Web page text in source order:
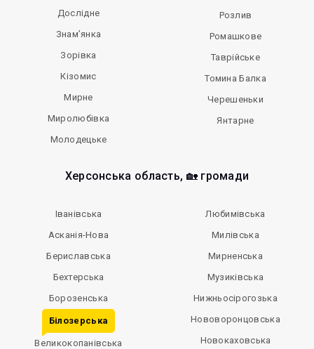
Дослідне
Знам’янка
Зорівка
Кізомис
Мирне
Миролюбівка
Молодецьке
Розлив
Ромашкове
Таврійське
Томина Балка
Черешеньки
Янтарне
Херсонська область, 🏡 громади
Іванівська
Асканія-Нова
Бериславська
Бехтерська
Борозенська
Білозерська
Великокопанівська
Любимівська
Милівська
Мирненська
Музиківська
Нижньосірогозька
Нововоронцовська
Новокаховська